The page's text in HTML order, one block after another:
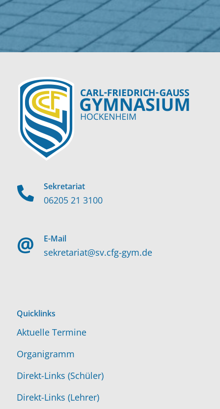
Sekretariat
06205 21 3100
E-Mail
sekretariat@sv.cfg-gym.de
Quicklinks
Aktuelle Termine
Organigramm
Direkt-Links (Schüler)
Direkt-Links (Lehrer)